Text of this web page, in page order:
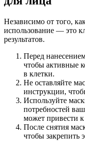
Независимо от того,
использование — это
результатов.
Перед
чтобы активные
в клетки.
Не оставляйте
инструкции,
Используйте
потребностей
может привести
После снятия
чтобы закрепить